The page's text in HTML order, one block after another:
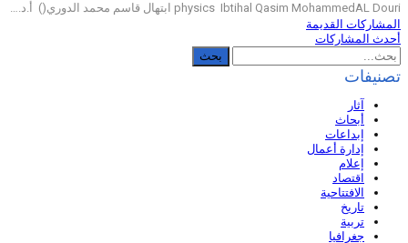
physics Ibtihal Qasim MohammedAL Douri ابتهال قاسم محمد الدوري() أ.د.…
المشاركات القديمة
أحدث المشاركات
تصنيفات
آثار
أبحاث
إبداعات
إدارة أعمال
إعلام
اقتصاد
الافتتاحية
تاريخ
تربية
جغرافيا